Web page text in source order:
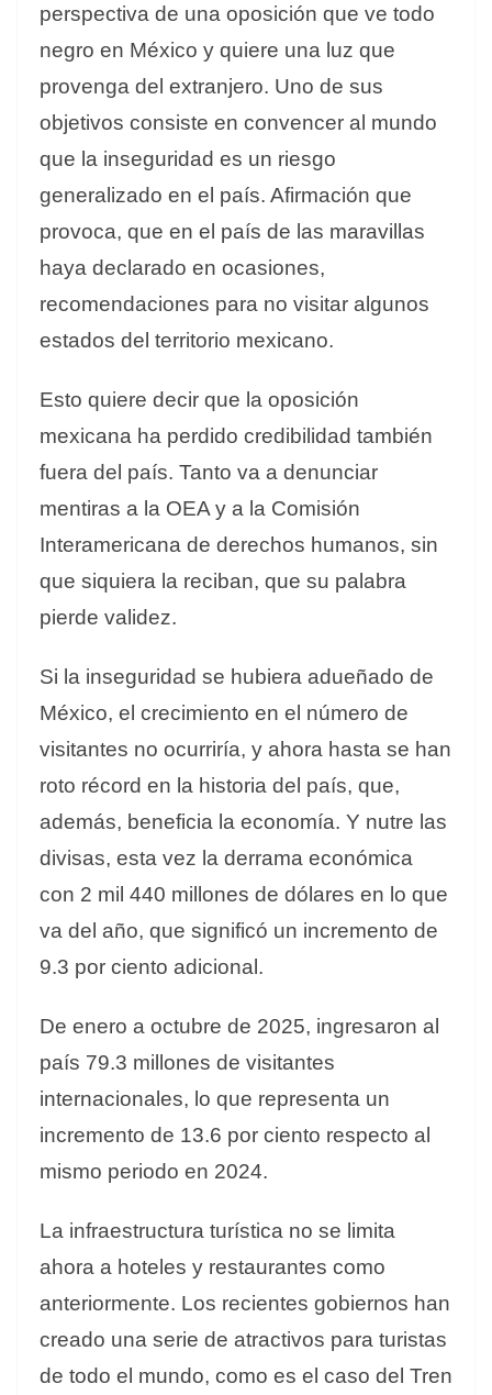
perspectiva de una oposición que ve todo
negro en México y quiere una luz que
provenga del extranjero. Uno de sus
objetivos consiste en convencer al mundo
que la inseguridad es un riesgo
generalizado en el país. Afirmación que
provoca, que en el país de las maravillas
haya declarado en ocasiones,
recomendaciones para no visitar algunos
estados del territorio mexicano.
Esto quiere decir que la oposición
mexicana ha perdido credibilidad también
fuera del país. Tanto va a denunciar
mentiras a la OEA y a la Comisión
Interamericana de derechos humanos, sin
que siquiera la reciban, que su palabra
pierde validez.
Si la inseguridad se hubiera adueñado de
México, el crecimiento en el número de
visitantes no ocurriría, y ahora hasta se han
roto récord en la historia del país, que,
además, beneficia la economía. Y nutre las
divisas, esta vez la derrama económica
con 2 mil 440 millones de dólares en lo que
va del año, que significó un incremento de
9.3 por ciento adicional.
De enero a octubre de 2025, ingresaron al
país 79.3 millones de visitantes
internacionales, lo que representa un
incremento de 13.6 por ciento respecto al
mismo periodo en 2024.
La infraestructura turística no se limita
ahora a hoteles y restaurantes como
anteriormente. Los recientes gobiernos han
creado una serie de atractivos para turistas
de todo el mundo, como es el caso del Tren